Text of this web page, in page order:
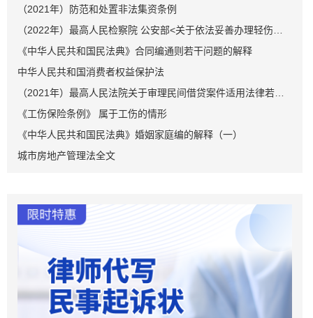
（2021年）防范和处置非法集资条例
（2022年）最高人民检察院 公安部<关于依法妥善办理轻伤害案件的指导意见>
《中华人民共和国民法典》合同编通则若干问题的解释
中华人民共和国消费者权益保护法
（2021年）最高人民法院关于审理民间借贷案件适用法律若干问题的规定
《工伤保险条例》 属于工伤的情形
《中华人民共和国民法典》婚姻家庭编的解释（一）
城市房地产管理法全文